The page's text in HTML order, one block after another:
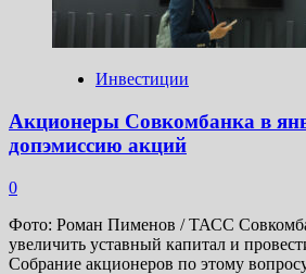
оформить,
условия
Инвестиции
Акционеры Совкомбанка в
допэмиссию акций
0
Фото: Роман Пименов / ТАСС
увеличить уставный капитал и
Собрание акционеров по этому